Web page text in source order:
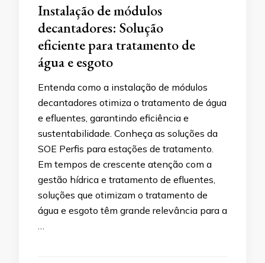
Instalação de módulos
decantadores: Solução
eficiente para tratamento de
água e esgoto
Entenda como a instalação de módulos
decantadores otimiza o tratamento de água
e efluentes, garantindo eficiência e
sustentabilidade. Conheça as soluções da
SOE Perfis para estações de tratamento.
Em tempos de crescente atenção com a
gestão hídrica e tratamento de efluentes,
soluções que otimizam o tratamento de
água e esgoto têm grande relevância para a